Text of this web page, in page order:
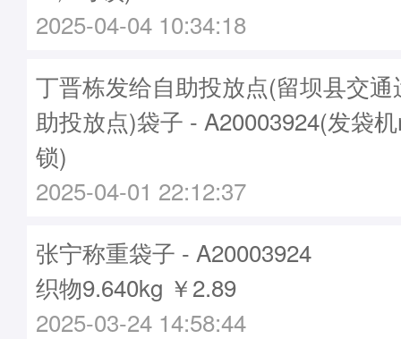
2025-04-04 10:34:18
丁晋栋发给自助投放点(留坝县交
助投放点)袋子 - A20003924(发袋
锁)
2025-04-01 22:12:37
张宁称重袋子 - A20003924
织物9.640kg ￥2.89
2025-03-24 14:58:44